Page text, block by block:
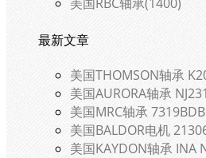
美国RBC轴承(1400)
最新文章
美国THOMSON轴承
美国AURORA轴承
美国MRC轴承 7319BDB
美国BALDOR电机
美国KAYDON轴承 INA